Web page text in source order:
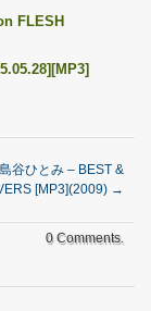
FLESH
谷ひとみ – BEST &
[MP3](2009) →
0 Comments.